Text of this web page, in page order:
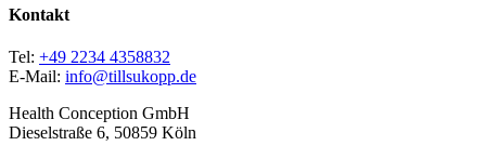
Kontakt
Tel: +49 2234 4358832
E-Mail: info@tillsukopp.de
Health Conception GmbH
Dieselstraße 6, 50859 Köln